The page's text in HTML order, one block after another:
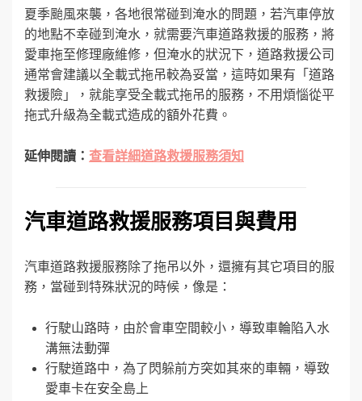
夏季颱風來襲，各地很常碰到淹水的問題，若汽車停放
的地點不幸碰到淹水，就需要汽車道路救援的服務，將
愛車拖至修理廠維修，但淹水的狀況下，道路救援公司
通常會建議以全載式拖吊較為妥當，這時如果有「道路
救援險」，就能享受全載式拖吊的服務，不用煩惱從平
拖式升級為全載式造成的額外花費。
延伸閱讀： 查看詳細道路救援服務須知
汽車道路救援服務項目與費用
汽車道路救援服務除了拖吊以外，還擁有其它項目的服
務，當碰到特殊狀況的時候，像是：
行駛山路時，由於會車空間較小，導致車輪陷入水
溝無法動彈
行駛道路中，為了閃躲前方突如其來的車輛，導致
愛車卡在安全島上